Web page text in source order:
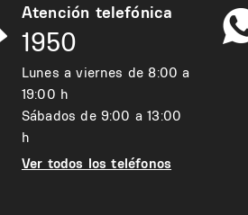
Atención telefónica
1950
Lunes a viernes de 8:00 a
19:00 h
Sábados de 9:00 a 13:00
h
Ver todos los teléfonos